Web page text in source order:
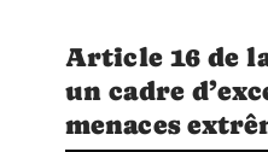
Article 16 de
un cadre
menaces